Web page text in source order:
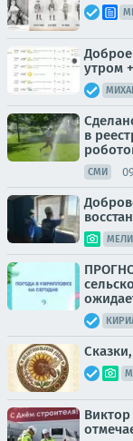
Доброе
утром
в
СМИ
Виктор